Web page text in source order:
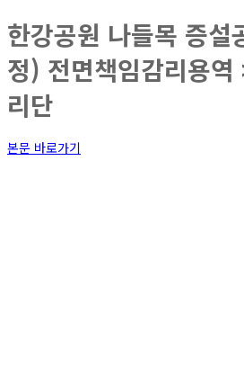
한강공원 나들목 증설
정) 전면책임감리용
리단
본문 바로가기